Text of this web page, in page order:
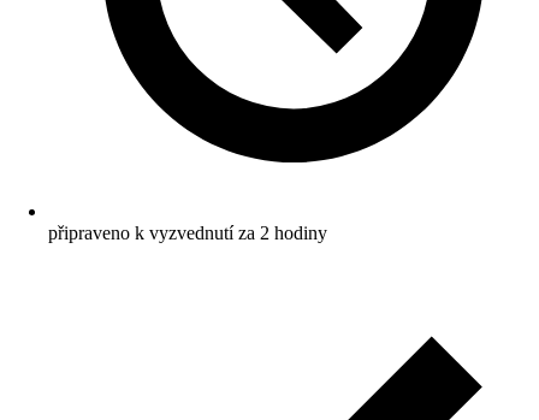
připraveno k vyzvednutí za 2 hodiny